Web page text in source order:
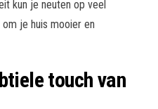
kun je neuten op veel
je huis mooier en
touch van